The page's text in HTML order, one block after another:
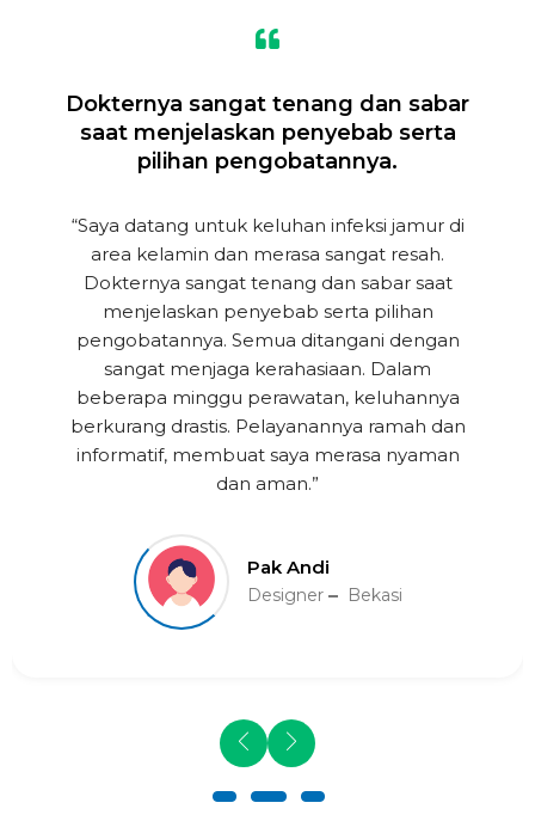
Dokternya sangat tenang dan sabar
saat menjelaskan penyebab serta
pilihan pengobatannya.
“Saya datang untuk keluhan infeksi jamur di
area kelamin dan merasa sangat resah.
Dokternya sangat tenang dan sabar saat
menjelaskan penyebab serta pilihan
pengobatannya. Semua ditangani dengan
sangat menjaga kerahasiaan. Dalam
beberapa minggu perawatan, keluhannya
berkurang drastis. Pelayanannya ramah dan
informatif, membuat saya merasa nyaman
dan aman.”
Pak Andi
Designer Bekasi